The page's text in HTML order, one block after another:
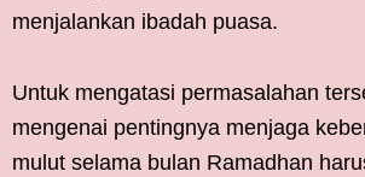
menjalankan ibadah puasa.
Untuk mengatasi permasalahan
mengenai pentingnya menjaga
mulut selama bulan Ramadhan